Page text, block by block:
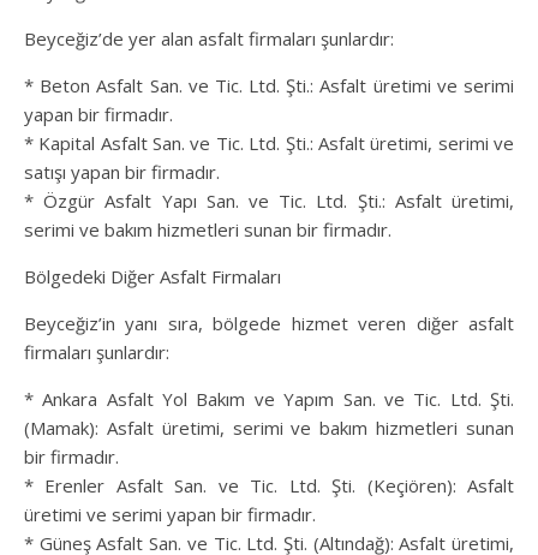
Beyceğiz’de yer alan asfalt firmaları şunlardır:
* Beton Asfalt San. ve Tic. Ltd. Şti.: Asfalt üretimi ve serimi
yapan bir firmadır.
* Kapital Asfalt San. ve Tic. Ltd. Şti.: Asfalt üretimi, serimi ve
satışı yapan bir firmadır.
* Özgür Asfalt Yapı San. ve Tic. Ltd. Şti.: Asfalt üretimi,
serimi ve bakım hizmetleri sunan bir firmadır.
Bölgedeki Diğer Asfalt Firmaları
Beyceğiz’in yanı sıra, bölgede hizmet veren diğer asfalt
firmaları şunlardır:
* Ankara Asfalt Yol Bakım ve Yapım San. ve Tic. Ltd. Şti.
(Mamak): Asfalt üretimi, serimi ve bakım hizmetleri sunan
bir firmadır.
* Erenler Asfalt San. ve Tic. Ltd. Şti. (Keçiören): Asfalt
üretimi ve serimi yapan bir firmadır.
* Güneş Asfalt San. ve Tic. Ltd. Şti. (Altındağ): Asfalt üretimi,